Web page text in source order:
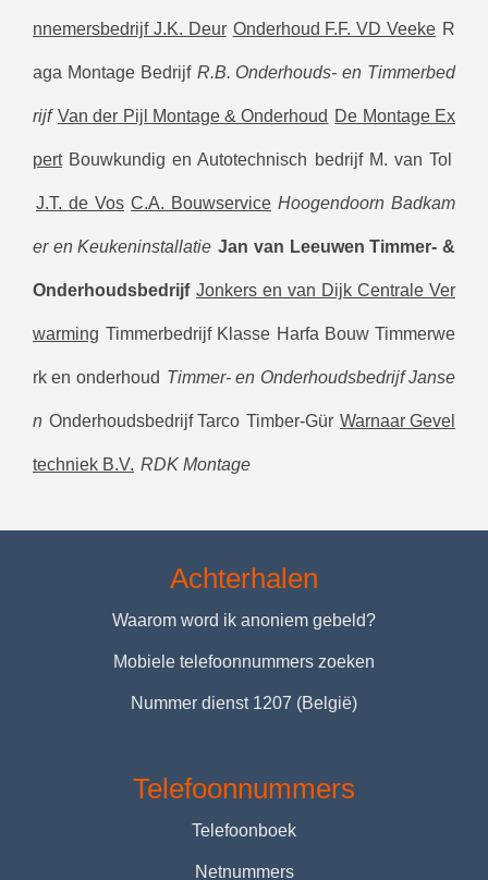
nnemersbedrijf J.K. Deur Onderhoud F.F. VD Veeke R
aga Montage Bedrijf R.B. Onderhouds- en Timmerbed
rijf Van der Pijl Montage & Onderhoud De Montage Ex
pert Bouwkundig en Autotechnisch bedrijf M. van Tol
J.T. de Vos C.A. Bouwservice Hoogendoorn Badkam
er en Keukeninstallatie Jan van Leeuwen Timmer- &
Onderhoudsbedrijf Jonkers en van Dijk Centrale Ver
warming Timmerbedrijf Klasse Harfa Bouw Timmerwe
rk en onderhoud Timmer- en Onderhoudsbedrijf Janse
n Onderhoudsbedrijf Tarco Timber-Gür Warnaar Gevel
techniek B.V. RDK Montage
Achterhalen
Waarom word ik anoniem gebeld?
Mobiele telefoonnummers zoeken
Nummer dienst 1207 (België)
Telefoonnummers
Telefoonboek
Netnummers